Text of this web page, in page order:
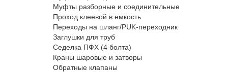
Муфты разборные и соединительные
Проход клеевой в емкость
Переходы на шланг/PUK-переходник
Заглушки для труб
Седелка ПФХ (4 болта)
Краны шаровые и затворы
Обратные клапаны